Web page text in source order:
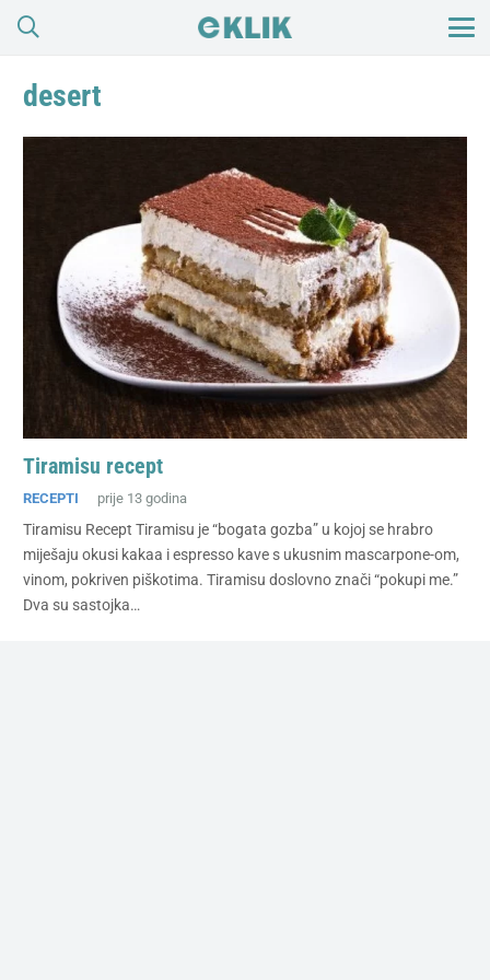
desert
Tiramisu recept
RECEPTI prije 13 godina
Tiramisu Recept Tiramisu je “bogata gozba” u kojoj se hrabro
miješaju okusi kakaa i espresso kave s ukusnim mascarpone-om,
vinom, pokriven piškotima. Tiramisu doslovno znači “pokupi me.”
Dva su sastojka…